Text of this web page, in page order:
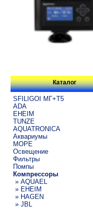
Каталог
SFILIGOI МГ+Т5
ADA
EHEIM
TUNZE
AQUATRONICA
Аквариумы
МОРЕ
Освещение
Фильтры
Помпы
Компрессоры
» AQUAEL
» EHEIM
» HAGEN
» JBL